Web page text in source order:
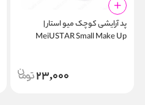
پد آرایشی کوچک میو استار |
MeiUSTAR Small Make Up
23,000